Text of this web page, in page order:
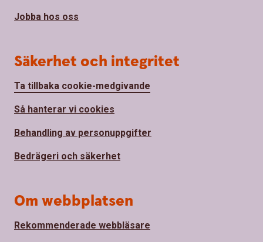
Jobba hos oss
Säkerhet och integritet
Ta tillbaka cookie-medgivande
Så hanterar vi cookies
Behandling av personuppgifter
Bedrägeri och säkerhet
Om webbplatsen
Rekommenderade webbläsare